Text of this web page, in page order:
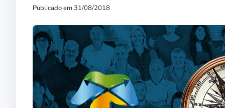
Publicado em 31/08/2018